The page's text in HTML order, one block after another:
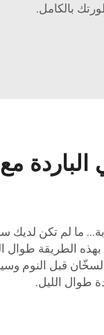
بالكامل.
ما لم تكن لديك
بهذه الطريقة طوال
قبل النوم
طوال الليل.